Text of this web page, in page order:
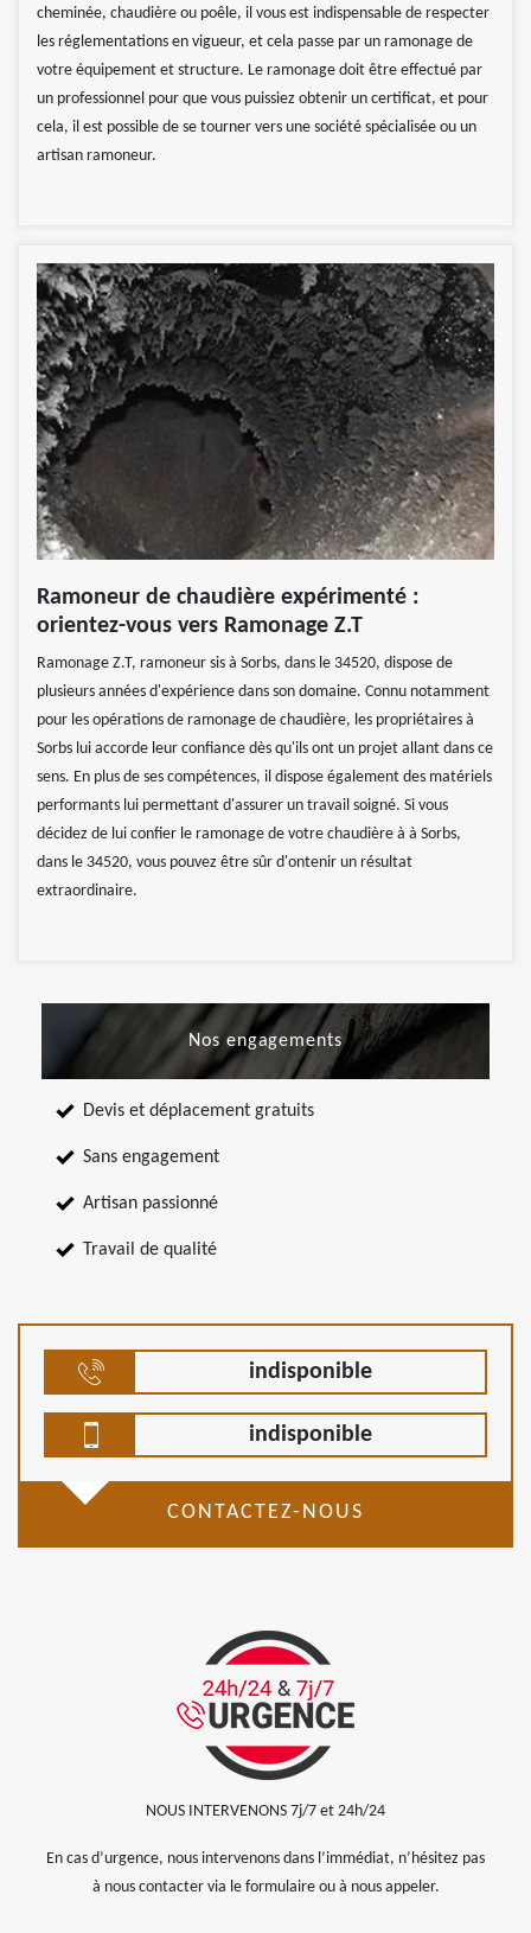
cheminée, chaudière ou poêle, il vous est indispensable de respecter
les réglementations en vigueur, et cela passe par un ramonage de
votre équipement et structure. Le ramonage doit être effectué par
un professionnel pour que vous puissiez obtenir un certificat, et pour
cela, il est possible de se tourner vers une société spécialisée ou un
artisan ramoneur.
Ramoneur de chaudière expérimenté :
orientez-vous vers Ramonage Z.T
Ramonage Z.T, ramoneur sis à Sorbs, dans le 34520, dispose de
plusieurs années d'expérience dans son domaine. Connu notamment
pour les opérations de ramonage de chaudière, les propriétaires à
Sorbs lui accorde leur confiance dès qu'ils ont un projet allant dans ce
sens. En plus de ses compétences, il dispose également des matériels
performants lui permettant d'assurer un travail soigné. Si vous
décidez de lui confier le ramonage de votre chaudière à à Sorbs,
dans le 34520, vous pouvez être sûr d'ontenir un résultat
extraordinaire.
Nos engagements
Devis et déplacement gratuits
Sans engagement
Artisan passionné
Travail de qualité
indisponible
indisponible
CONTACTEZ-NOUS
NOUS INTERVENONS 7j/7 et 24h/24
En cas d’urgence, nous intervenons dans l’immédiat, n’hésitez pas
à nous contacter via le formulaire ou à nous appeler.